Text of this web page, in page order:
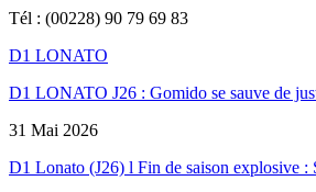
Tél : (00228) 90 79 69 83
D1 LONATO
D1 LONATO J26 : Gomido se sauve de
31 Mai 2026
D1 Lonato (J26) l Fin de saison explosive